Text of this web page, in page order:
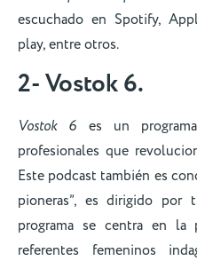
escuchado en Spotify,
play, entre otros.
2- Vostok 6.
Vostok 6 es un
profesionales que
Este podcast también es
pioneras”, es dirigido por
programa se centra en la
referentes femeninos